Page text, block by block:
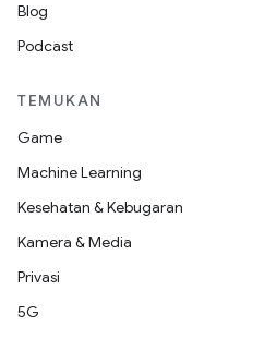
Blog
Podcast
TEMUKAN
Game
Machine Learning
Kesehatan & Kebugaran
Kamera & Media
Privasi
5G